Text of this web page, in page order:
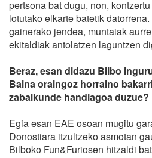
pertsona bat dugu, non,
lotutako elkarte batetik
gainerako jendea, muntaiak
ekitaldiak antolatzen laguntzen
Beraz, esan didazu Bilbo
Baina oraingoz horraino
zabalkunde handiagoa duzue?
Egia esan EAE osoan mugitu
Donostiara itzultzeko asmotan
Bilboko Fun&Furiosen hitzaldi